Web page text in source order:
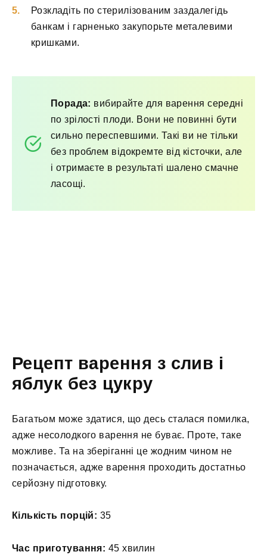
Розкладіть по стерилізованим заздалегідь
банкам і гарненько закупорьте металевими
кришками.
Порада: вибирайте для варення середні
по зрілості плоди. Вони не повинні бути
сильно переспевшими. Такі ви не тільки
без проблем відокремте від кісточки, але
і отримаєте в результаті шалено смачне
ласощі.
Рецепт варення з слив і
яблук без цукру
Багатьом може здатися, що десь сталася помилка,
адже несолодкого варення не буває. Проте, таке
можливе. Та на зберіганні це жодним чином не
позначається, адже варення проходить достатньо
серйозну підготовку.
Кількість порцій: 35
Час приготування: 45 хвилин